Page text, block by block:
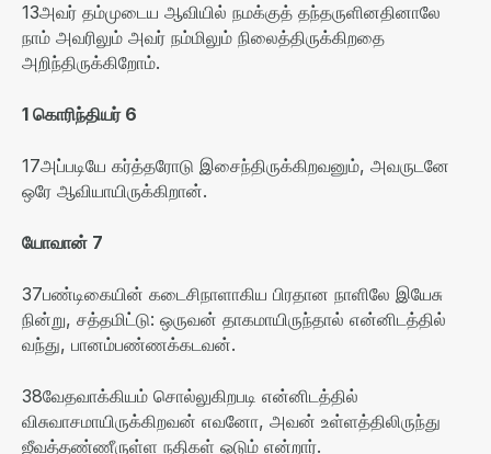
13அவர் தம்முடைய ஆவியில் நமக்குத் தந்தருளினதினாலே
நாம் அவரிலும் அவர் நம்மிலும் நிலைத்திருக்கிறதை
அறிந்திருக்கிறோம்.
1 கொரிந்தியர்6
17அப்படியே கர்த்தரோடு இசைந்திருக்கிறவனும், அவருடனே
ஒரே ஆவியாயிருக்கிறான்.
யோவான் 7
37பண்டிகையின் கடைசிநாளாகிய பிரதான நாளிலே இயேசு
நின்று, சத்தமிட்டு: ஒருவன் தாகமாயிருந்தால் என்னிடத்தில்
வந்து, பானம்பண்ணக்கடவன்.
38வேதவாக்கியம் சொல்லுகிறபடி என்னிடத்தில்
விசுவாசமாயிருக்கிறவன் எவனோ, அவன் உள்ளத்திலிருந்து
ஜீவத்தண்ணீருள்ள நதிகள் ஓடும் என்றார்.